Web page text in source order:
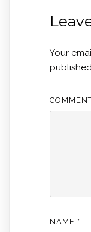
Your
NAME *